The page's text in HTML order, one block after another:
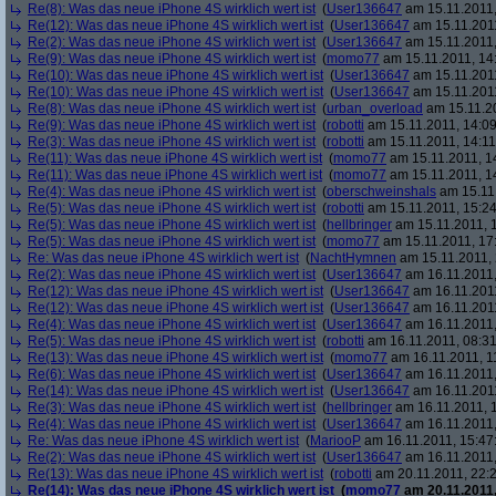
Re(8): Was das neue iPhone 4S wirklich wert ist (User136647 am
Re(12): Was das neue iPhone 4S wirklich wert ist (User136647 am
Re(2): Was das neue iPhone 4S wirklich wert ist (User136647 am
Re(9): Was das neue iPhone 4S wirklich wert ist (momo77 am 15.11.2011,
Re(10): Was das neue iPhone 4S wirklich wert ist (User136647 am
Re(10): Was das neue iPhone 4S wirklich wert ist (User136647 am
Re(8): Was das neue iPhone 4S wirklich wert ist (urban_overload am
Re(9): Was das neue iPhone 4S wirklich wert ist (robotti am 15.11.2011,
Re(3): Was das neue iPhone 4S wirklich wert ist (robotti am 15.11.2011,
Re(11): Was das neue iPhone 4S wirklich wert ist (momo77 am 15.11.2011,
Re(11): Was das neue iPhone 4S wirklich wert ist (momo77 am 15.11.2011,
Re(4): Was das neue iPhone 4S wirklich wert ist (oberschweinshals am
Re(5): Was das neue iPhone 4S wirklich wert ist (robotti am 15.11.2011,
Re(5): Was das neue iPhone 4S wirklich wert ist (hellbringer am 15.11.2011,
Re(5): Was das neue iPhone 4S wirklich wert ist (momo77 am 15.11.2011,
Re: Was das neue iPhone 4S wirklich wert ist (NachtHymnen am 15.11.2011,
Re(2): Was das neue iPhone 4S wirklich wert ist (User136647 am
Re(12): Was das neue iPhone 4S wirklich wert ist (User136647 am
Re(12): Was das neue iPhone 4S wirklich wert ist (User136647 am
Re(4): Was das neue iPhone 4S wirklich wert ist (User136647 am
Re(5): Was das neue iPhone 4S wirklich wert ist (robotti am 16.11.2011,
Re(13): Was das neue iPhone 4S wirklich wert ist (momo77 am 16.11.2011,
Re(6): Was das neue iPhone 4S wirklich wert ist (User136647 am
Re(14): Was das neue iPhone 4S wirklich wert ist (User136647 am
Re(3): Was das neue iPhone 4S wirklich wert ist (hellbringer am 16.11.2011,
Re(4): Was das neue iPhone 4S wirklich wert ist (User136647 am
Re: Was das neue iPhone 4S wirklich wert ist (MariooP am 16.11.2011,
Re(2): Was das neue iPhone 4S wirklich wert ist (User136647 am
Re(13): Was das neue iPhone 4S wirklich wert ist (robotti am 20.11.2011,
Re(14): Was das neue iPhone 4S wirklich wert ist (momo77 am